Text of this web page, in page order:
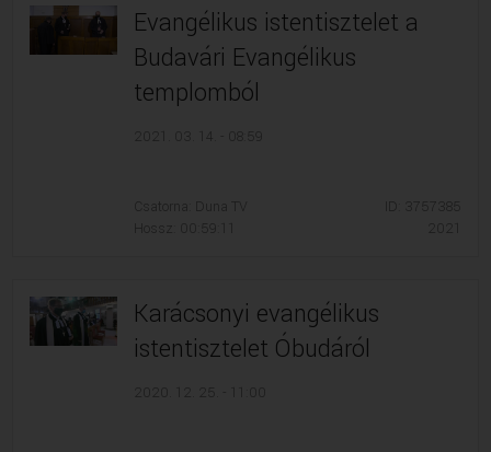
Evangélikus istentisztelet a
Budavári Evangélikus
templomból
2021. 03. 14. - 08:59
Csatorna: Duna TV
Hossz: 00:59:11
ID: 3757385
Karácsonyi evangélikus
istentisztelet Óbudáról